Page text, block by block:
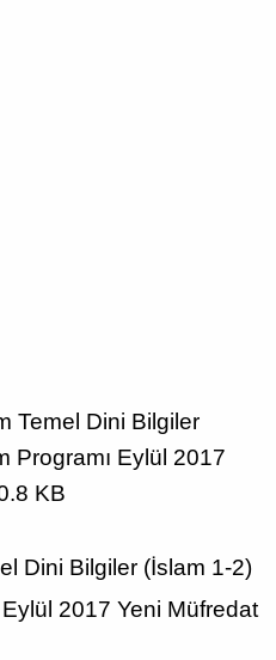
Temel Dini Bilgiler
Programı Eylül 2017
KB
Dini Bilgiler (İslam 1-2)
Eylül 2017 Yeni Müfredat